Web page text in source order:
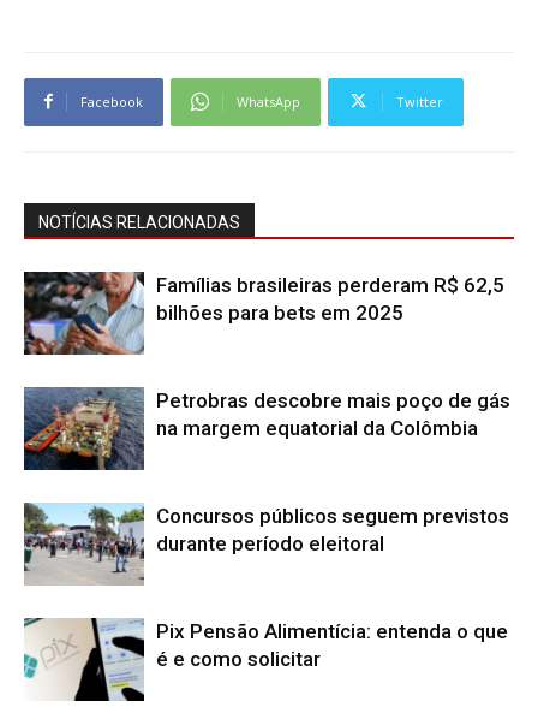
Facebook WhatsApp Twitter
NOTÍCIAS RELACIONADAS
Famílias brasileiras perderam R$ 62,5
bilhões para bets em 2025
Petrobras descobre mais poço de gás
na margem equatorial da Colômbia
Concursos públicos seguem previstos
durante período eleitoral
Pix Pensão Alimentícia: entenda o que
é e como solicitar